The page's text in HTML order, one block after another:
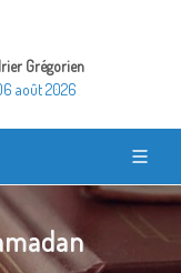
Grégorien
août 2026